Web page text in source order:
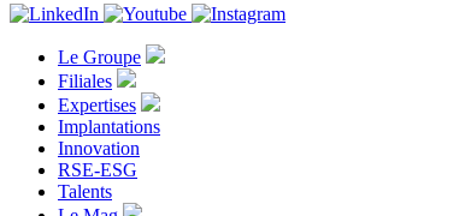
Le Groupe
Filiales
Expertises
Implantations
Innovation
RSE-ESG
Talents